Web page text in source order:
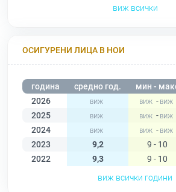
виж всички
ОСИГУРЕНИ ЛИЦА В НОИ
година средно год. мин -
2026
-
2025
-
2024
-
2023
9,2 9 - 10
2022
9,3 9 - 10
виж всички години